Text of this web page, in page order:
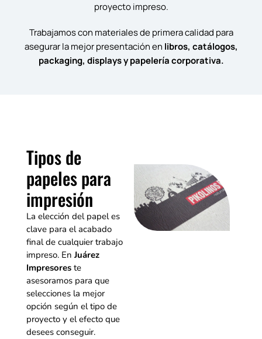
proyecto impreso.
Trabajamos con materiales de primera calidad para
asegurar la mejor presentación en libros, catálogos,
packaging, displays y papelería corporativa.
Tipos de
papeles para
impresión
La elección del papel es
clave para el acabado
final de cualquier trabajo
impreso. EnJuárez
Impresoreste
asesoramos para que
selecciones la mejor
opción según el tipo de
proyecto y el efecto que
desees conseguir.